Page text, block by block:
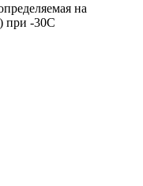
на
при -30С